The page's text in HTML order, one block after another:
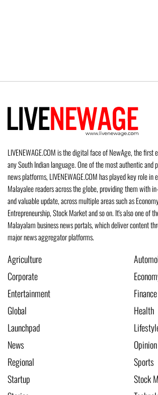
LIVENEWAGE.COM is the digital face of NewAge, the first
any South Indian language. One of the most authentic and
news platforms, LIVENEWAGE.COM has played key role in
Malayalee readers across the globe, providing them with
and valuable update, across multiple areas such as
Entrepreneurship, Stock Market and so on. It's also one of
Malayalam business news portals, which deliver content
major news aggregator platforms.
Agriculture
Corporate
Entertainment
Finance
Global
Health
Launchpad
News
Opinion
Regional
Sports
Startup
Stock